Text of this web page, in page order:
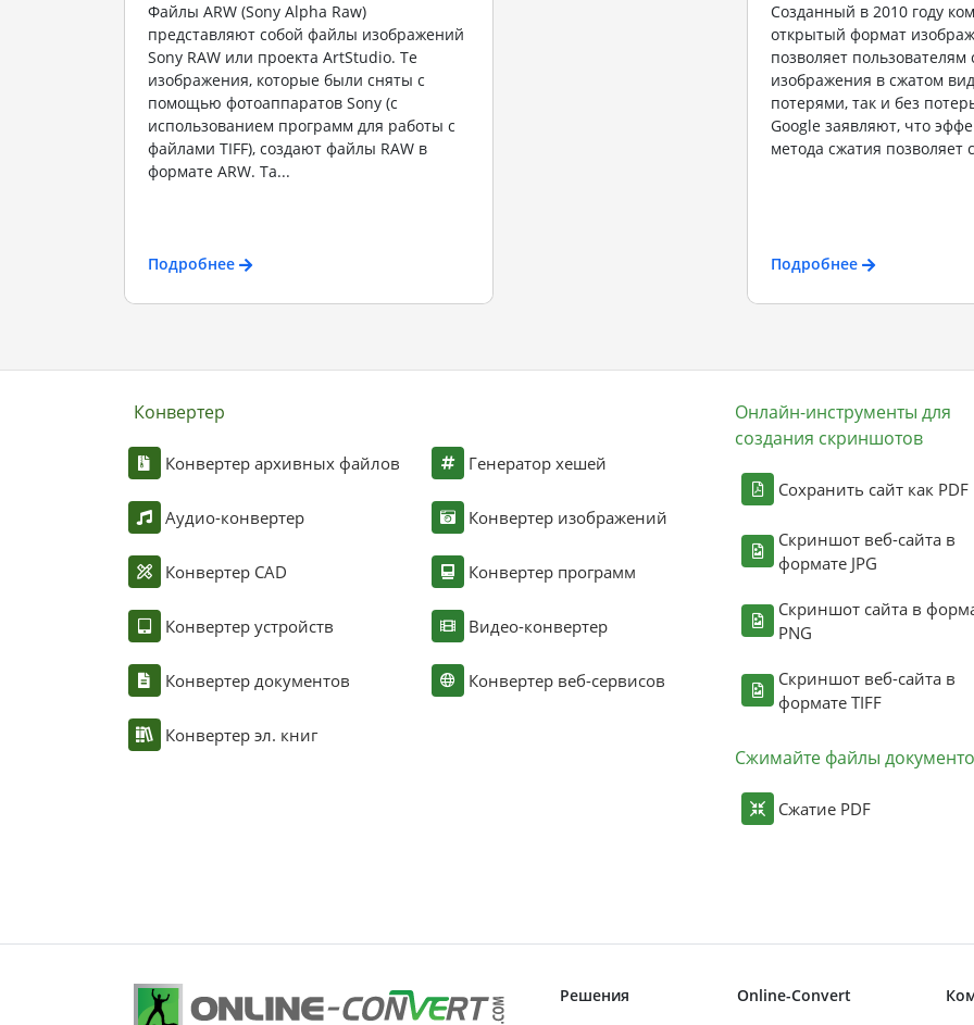
Файлы ARW (Sony Alpha Raw)
представляют собой файлы изображений
Sony RAW или проекта ArtStudio. Те
изображения, которые были сняты с
помощью фотоаппаратов Sony (с
использованием программ для работы с
файлами TIFF), создают файлы RAW в
формате ARW. Та...
Подробнее
Созданный в 2010 году
открытый формат
позволяет пользователям
изображения в сжатом
потерями, так и без
Google заявляют, что
метода сжатия позволяет
Подробнее
Конвертер
Конвертер архивных файлов
Аудио-конвертер
Конвертер CAD
Конвертер устройств
Конвертер документов
Конвертер эл. книг
Генератор хешей
Конвертер изображений
Конвертер программ
Видео-конвертер
Конвертер веб-сервисов
Онлайн-инструменты для
создания скриншотов
Сохранить сайт как PDF
Скриншот веб-сайта в
формате JPG
Скриншот сайта в
PNG
Скриншот веб-сайта в
формате TIFF
Сжимайте файлы
Сжатие PDF
Решения Online-Convert